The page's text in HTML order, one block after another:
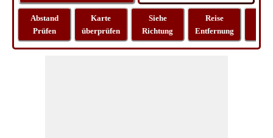
Abstand
Prüfen
Karte
überprüfen
Siehe
Richtung
Reise
Entfernung